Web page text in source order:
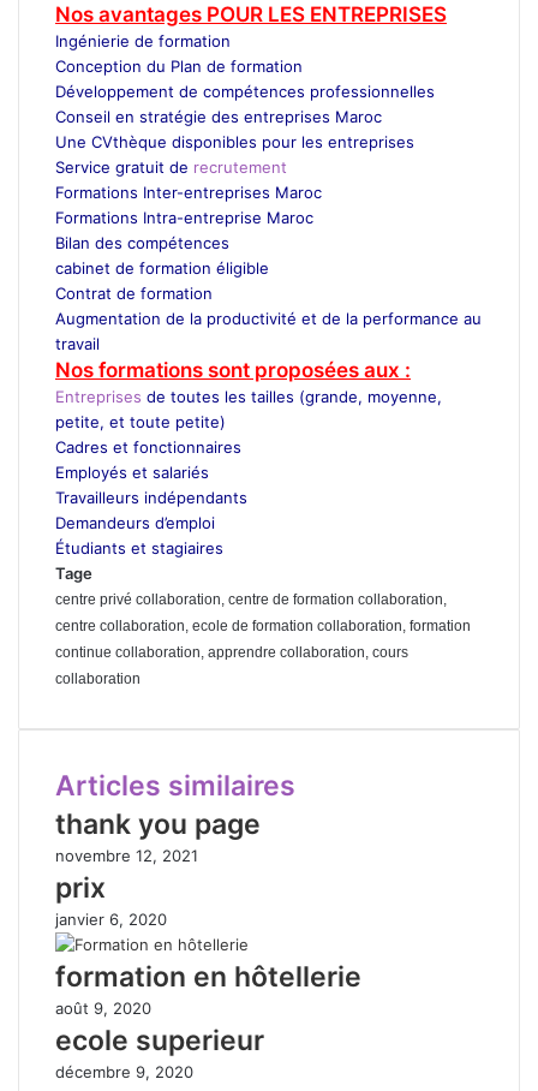
Nos avantages POUR LES ENTREPRISES
Ingénierie de formation
Conception du Plan de formation
Développement de compétences professionnelles
Conseil en stratégie des entreprises Maroc
Une CVthèque disponibles pour les entreprises
Service gratuit de recrutement
Formations Inter-entreprises Maroc
Formations Intra-entreprise Maroc
Bilan des compétences
cabinet de formation éligible
Contrat de formation
Augmentation de la productivité et de la performance au
travail
Nos formations sont proposées aux :
Entreprises de toutes les tailles (grande, moyenne,
petite, et toute petite)
Cadres et fonctionnaires
Employés et salariés
Travailleurs indépendants
Demandeurs d’emploi
Étudiants et stagiaires
Tage
centre privé collaboration, centre de formation collaboration,
centre collaboration, ecole de formation collaboration, formation
continue collaboration, apprendre collaboration, cours
collaboration
Articles similaires
thank you page
novembre 12, 2021
prix
janvier 6, 2020
formation en hôtellerie
août 9, 2020
ecole superieur
décembre 9, 2020